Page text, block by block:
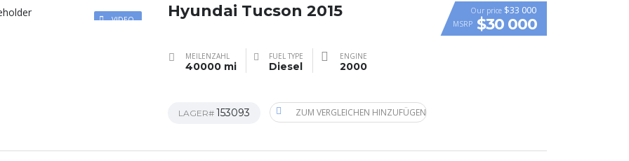
VIDEO
Our price $33 000
MSRP $30 000
Hyundai Tucson 2015
MEILENZAHL
40000 mi
FUEL TYPE
Diesel
ENGINE
2000
LAGER# 153093 ZUM VERGLEICHEN HINZUFÜGEN